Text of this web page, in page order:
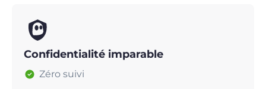
Confidentialité imparable
Zéro suivi